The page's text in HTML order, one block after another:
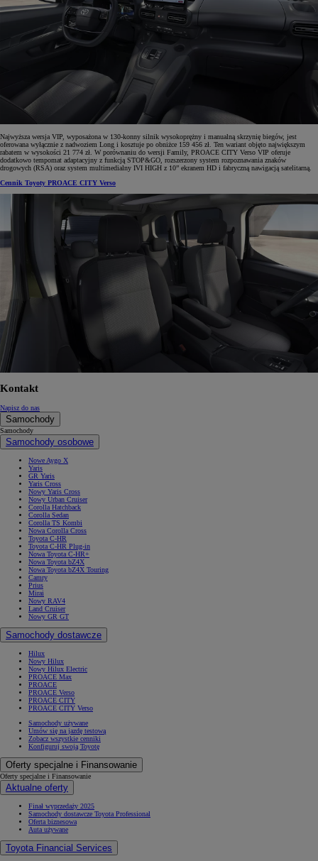
Najwyższa wersja VIP, wyposażona w 130-konny silnik wysokoprężny i manualną skrzynię biegów, jest
oferowana wyłącznie z nadwoziem Long i kosztuje po obniżce 159 456 zł. Ten wariant objęto największym
rabatem w wysokości 21 774 zł. W porównaniu do wersji Family, PROACE CITY Verso VIP oferuje
dodatkowo tempomat adaptacyjny z funkcją STOP&GO, rozszerzony system rozpoznawania znaków
drogowych (RSA) oraz system multimedialny IVI HIGH z 10” ekranem HD i fabryczną nawigacją satelitarną.
Cennik Toyoty PROACE CITY Verso
Kontakt
Napisz do nas
Samochody
Samochody
Samochody osobowe
Nowe Aygo X
Yaris
GR Yaris
Yaris Cross
Nowy Yaris Cross
Nowy Urban Cruiser
Corolla Hatchback
Corolla Sedan
Corolla TS Kombi
Nowa Corolla Cross
Toyota C-HR
Toyota C-HR Plug-in
Nowa Toyota C-HR+
Nowa Toyota bZ4X
Nowa Toyota bZ4X Touring
Camry
Prius
Mirai
Nowy RAV4
Land Cruiser
Nowy GR GT
Samochody dostawcze
Hilux
Nowy Hilux
Nowy Hilux Electric
PROACE Max
PROACE
PROACE Verso
PROACE CITY
PROACE CITY Verso
Samochody używane
Umów się na jazdę testową
Zobacz wszystkie cenniki
Konfiguruj swoją Toyotę
Oferty specjalne i Finansowanie
Oferty specjalne i Finansowanie
Aktualne oferty
Finał wyprzedaży 2025
Samochody dostawcze Toyota Professional
Oferta biznesowa
Auta używane
Toyota Financial Services